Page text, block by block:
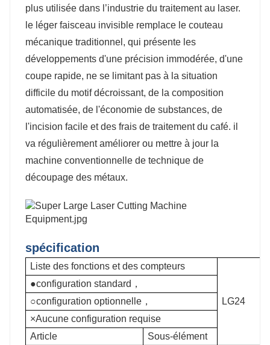
remplacer la plaque à moitié, afin d'améliorer l'efficacité du
travail. Réalisez véritablement une « personnalisation privée
» !
plus utilisée dans l’industrie du traitement au laser.
le léger faisceau invisible remplace le couteau
mécanique traditionnel, qui présente les
développements d'une précision immodérée, d'une
coupe rapide, ne se limitant pas à la situation
difficile du motif décroissant, de la composition
automatisée, de l'économie de substances, de
l'incision facile et des frais de traitement du café. il
va régulièrement améliorer ou mettre à jour la
machine conventionnelle de technique de
découpage des métaux.
spécification
Liste des fonctions et des compteurs
LG24
●configuration standard，
○configuration optionnelle，
×Aucune configuration requise
Article
Sous-élément